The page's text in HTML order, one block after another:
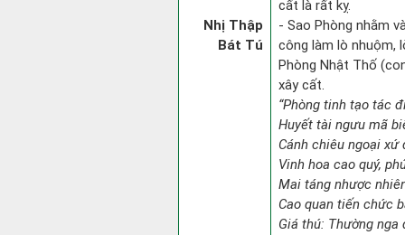
Nhị Thập
Bát Tú
cất là rất kỵ.
- Sao Phòng nhằm
công làm lò nhuộm,
Phòng Nhật Thố
xây cất.
“Phòng tinh tạo tác
Huyết tài ngưu mã
Cánh chiêu ngoại
Vinh hoa cao quý,
Mai táng nhược
Cao quan tiến chức
Giá thú: Thường nga